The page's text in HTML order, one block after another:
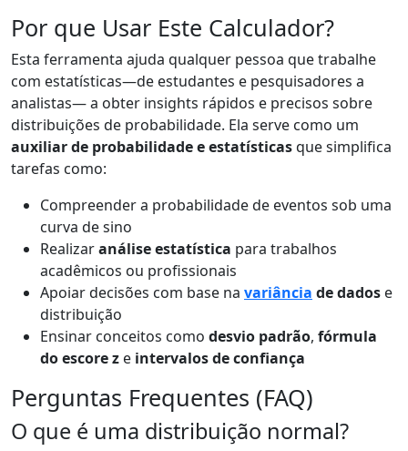
Por que Usar Este Calculador?
Esta ferramenta ajuda qualquer pessoa que trabalhe
com estatísticas—de estudantes e pesquisadores a
analistas— a obter insights rápidos e precisos sobre
distribuições de probabilidade. Ela serve como um
auxiliar de probabilidade e estatísticasque simplifica
tarefas como:
Compreender a probabilidade de eventos sob uma
curva de sino
Realizaranálise estatística para trabalhos
acadêmicos ou profissionais
Apoiar decisões com base na variância de dados e
distribuição
Ensinar conceitos como desvio padrão, fórmula
do escore z e intervalos de confiança
Perguntas Frequentes (FAQ)
O que é uma distribuição normal?